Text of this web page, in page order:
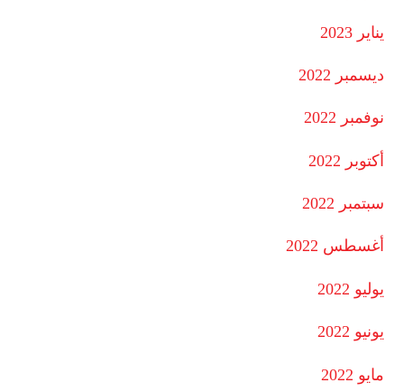
يناير 2023
ديسمبر 2022
نوفمبر 2022
أكتوبر 2022
سبتمبر 2022
أغسطس 2022
يوليو 2022
يونيو 2022
مايو 2022